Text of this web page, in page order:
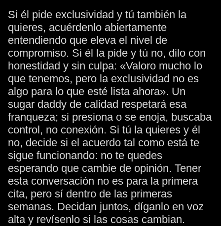
Si él pide exclusividad y tú también la
quieres, acuérdenlo abiertamente
entendiendo que eleva el nivel de
compromiso. Si él la pide y tú no, dilo con
honestidad y sin culpa: «Valoro mucho lo
que tenemos, pero la exclusividad no es
algo para lo que esté lista ahora». Un
sugar daddy de calidad respetará esa
franqueza; si presiona o se enoja, buscaba
control, no conexión. Si tú la quieres y él
no, decide si el acuerdo tal como está te
sigue funcionando: no te quedes
esperando que cambie de opinión. Tener
esta conversación no es para la primera
cita, pero sí dentro de las primeras
semanas. Decidan juntos, díganlo en voz
alta y revísenlo si las cosas cambian.